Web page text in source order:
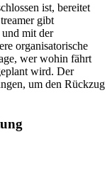
ist, bereitet
gibt
mit der
organisatorische
wer wohin fährt
wird. Der
um den Rückzug